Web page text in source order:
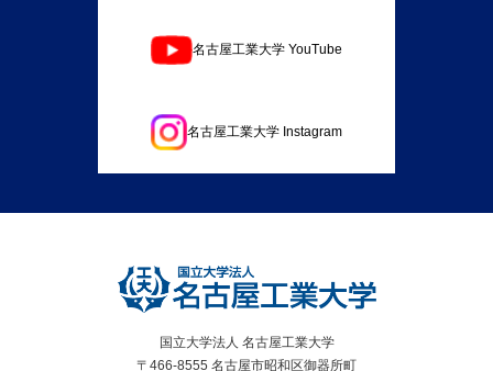
名古屋工業大学 YouTube
名古屋工業大学 Instagram
国立大学法人 名古屋工業大学
〒466-8555 名古屋市昭和区御器所町